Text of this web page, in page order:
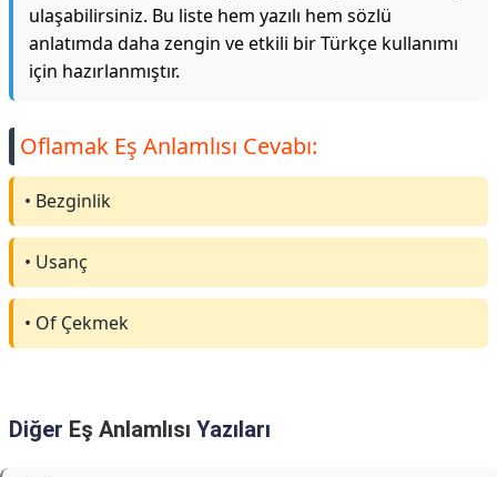
ulaşabilirsiniz. Bu liste hem yazılı hem sözlü
anlatımda daha zengin ve etkili bir Türkçe kullanımı
için hazırlanmıştır.
Oflamak Eş Anlamlısı Cevabı:
• Bezginlik
• Usanç
• Of Çekmek
Diğer Eş Anlamlısı Yazıları